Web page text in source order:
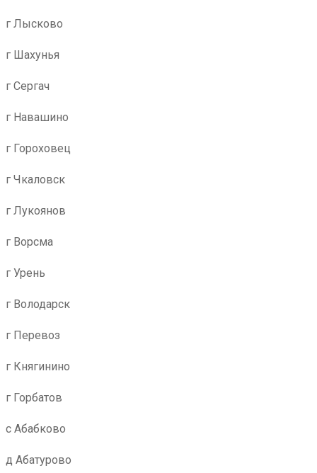
г Лысково
г Шахунья
г Сергач
г Навашино
г Гороховец
г Чкаловск
г Лукоянов
г Ворсма
г Урень
г Володарск
г Перевоз
г Княгинино
г Горбатов
с Абабково
д Абатурово